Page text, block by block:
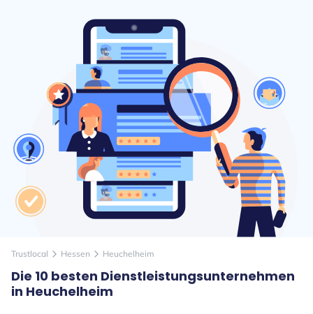
Trustlocal arrow_forward_ios Hessen arrow_forward_ios Heuchelheim
Die 10 besten Dienstleistungsunternehmen
in Heuchelheim